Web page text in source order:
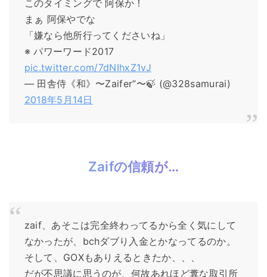
このタイミングで 阿保か！
まぁ 阿保やでな
「嫌なら他所行ってくださいね」
※ パワーワード2017
pic.twitter.com/7dNIhxZ1vJ
— 田舎侍《和》〜Zaifer”〜🍃 (@328samurai)
2018年5月14日
Zaifの信頼が…
zaif、あそこは完全終わってるから全く気にして
なかったが、bchダブり入金とかなってるのか。
そして、GOXもありえるときたか、、、
だが不思議に思うのが、何故あれほど糞な取引所